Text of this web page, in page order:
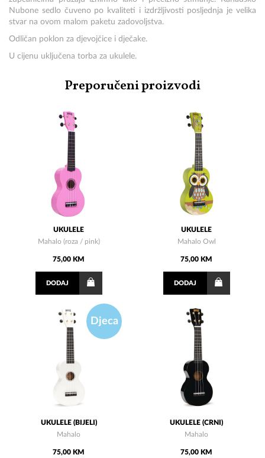
Nubone sedlo čuveno po kvaliteti i izdržljivosti posljednja je velika
stvar na ovom malom paketu zadovoljstva.
Odličan poklon za djevojčice i dječake.
U cijenu uključena torba za ukulele.
Preporučeni proizvodi
UKULELE
Mahalo (roza / pink)
75,00 KM
DODAJ
UKULELE
Mahalo Owl
75,00 KM
DODAJ
Djeca
UKULELE (BIJELI)
Mahalo
75,00 KM
UKULELE (CRNI)
Mahalo
75,00 KM